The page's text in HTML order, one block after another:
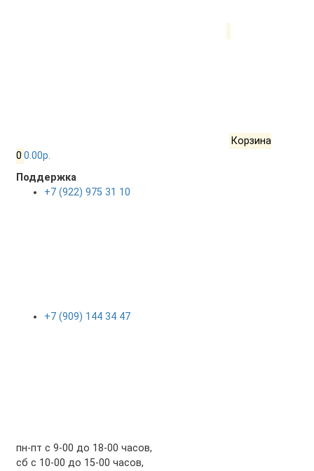
Корзина
0 0.00р.
Поддержка
+7 (922) 975 31 10
+7 (909) 144 34 47
пн-пт с 9-00 до 18-00 часов,
сб с 10-00 до 15-00 часов,